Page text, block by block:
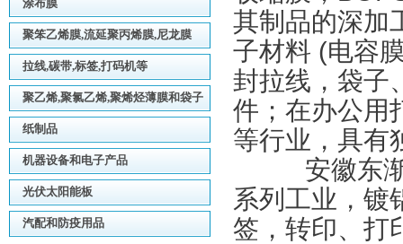
涂布膜
聚笨乙烯膜,流延聚丙烯膜,尼龙膜
拉线,碳带,标签,打码机等
聚乙烯,聚氯乙烯,聚烯烃薄膜和袋子
纸制品
机器设备和电子产品
光伏太阳能板
汽配和防疫用品
其制品的深加
子材料 (电容
封拉线，袋子
件；在办公用
等行业，具
安徽东渐主
系列工业，镀
签，转印、打